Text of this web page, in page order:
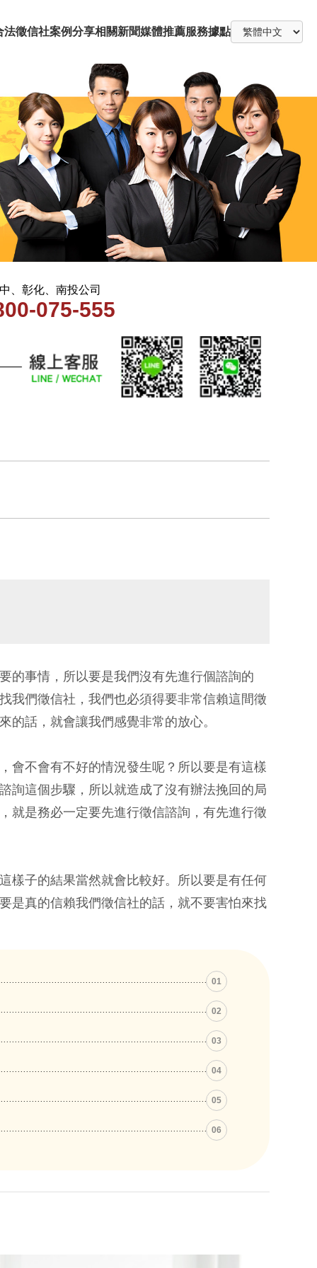
法徵信社案例分享相關新聞媒體推薦服務據點
、彰化、南投公司
075-555
的事情，所以要是我們沒有先進行個諮詢的
我們徵信社，我們也必須得要非常信賴這間徵
話，就會讓我們感覺非常的放心。
會不會有不好的情況發生呢？所以要是有這樣
詢這個步驟，所以就造成了沒有辦法挽回的局
就是務必一定要先進行徵信諮詢，有先進行徵
樣子的結果當然就會比較好。所以要是有任何
是真的信賴我們徵信社的話，就不要害怕來找
01
02
03
04
05
06